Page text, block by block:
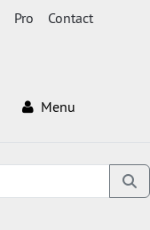
Pro Contact
Menu